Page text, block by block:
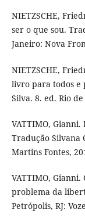
NIETZSCHE,
ser o que sou.
Janeiro: Nova
NIETZSCHE,
livro para todos e
Silva. 8. ed. Rio
VATTIMO, Gianni.
Tradução Silvana
Martins Fontes,
VATTIMO, Gianni.
problema da
Petrópolis, RJ: